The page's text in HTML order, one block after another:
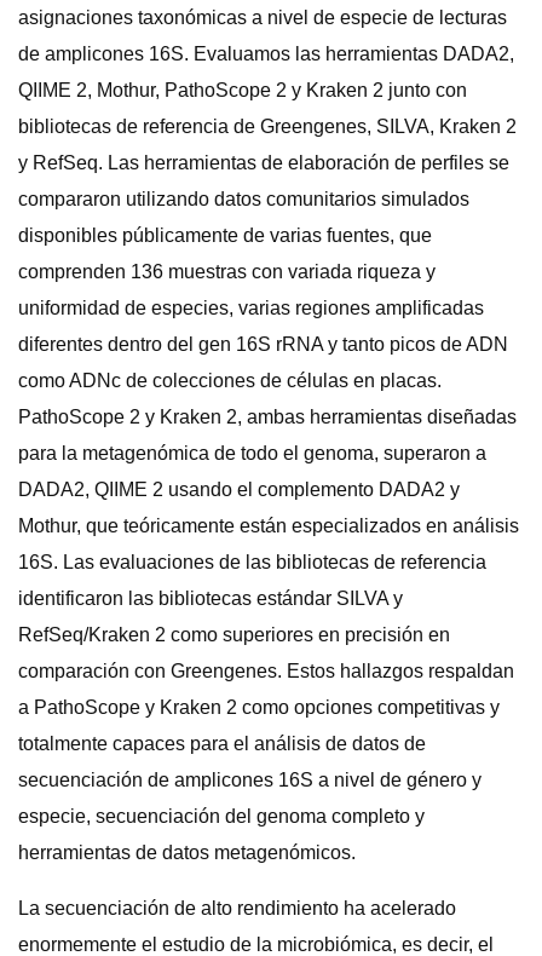
asignaciones taxonómicas a nivel de especie de lecturas
de amplicones 16S. Evaluamos las herramientas DADA2,
QIIME 2, Mothur, PathoScope 2 y Kraken 2 junto con
bibliotecas de referencia de Greengenes, SILVA, Kraken 2
y RefSeq. Las herramientas de elaboración de perfiles se
compararon utilizando datos comunitarios simulados
disponibles públicamente de varias fuentes, que
comprenden 136 muestras con variada riqueza y
uniformidad de especies, varias regiones amplificadas
diferentes dentro del gen 16S rRNA y tanto picos de ADN
como ADNc de colecciones de células en placas.
PathoScope 2 y Kraken 2, ambas herramientas diseñadas
para la metagenómica de todo el genoma, superaron a
DADA2, QIIME 2 usando el complemento DADA2 y
Mothur, que teóricamente están especializados en análisis
16S. Las evaluaciones de las bibliotecas de referencia
identificaron las bibliotecas estándar SILVA y
RefSeq/Kraken 2 como superiores en precisión en
comparación con Greengenes. Estos hallazgos respaldan
a PathoScope y Kraken 2 como opciones competitivas y
totalmente capaces para el análisis de datos de
secuenciación de amplicones 16S a nivel de género y
especie, secuenciación del genoma completo y
herramientas de datos metagenómicos.
La secuenciación de alto rendimiento ha acelerado
enormemente el estudio de la microbiómica, es decir, el